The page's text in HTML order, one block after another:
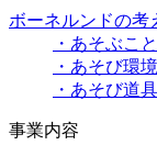
ボーネルンドの考
・あそぶこ
・あそび環
・あそび道
事業内容